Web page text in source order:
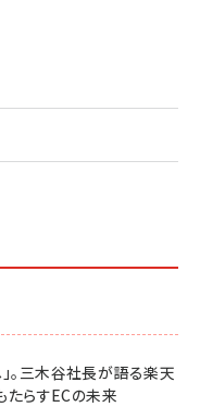
。三木谷社長が語る楽天
たらすECの未来